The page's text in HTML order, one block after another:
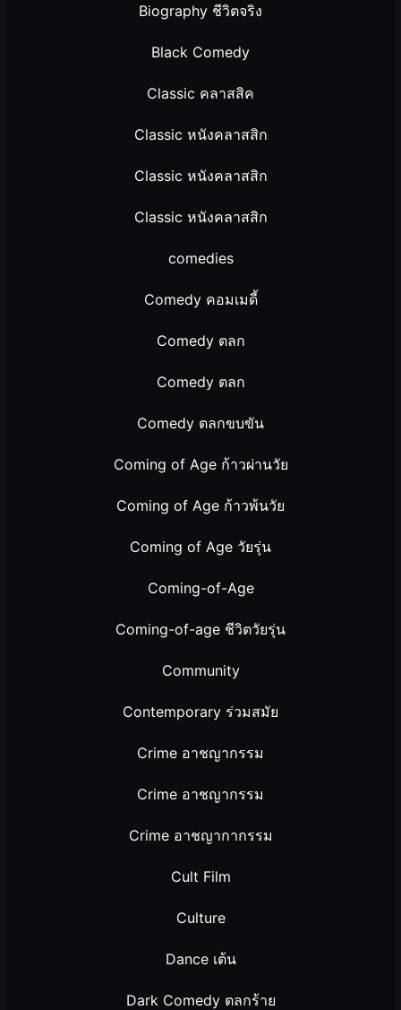
Biography ชีวิตจริง
Black Comedy
Classic คลาสสิค
Classic หนังคลาสสิก
Classic หนังคลาสสิก
Classic หนังคลาสสิก
comedies
Comedy คอมเมดี้
Comedy ตลก
Comedy ตลก
Comedy ตลกขบขัน
Coming of Age ก้าวผ่านวัย
Coming of Age ก้าวพ้นวัย
Coming of Age วัยรุ่น
Coming-of-Age
Coming-of-age ชีวิตวัยรุ่น
Community
Contemporary ร่วมสมัย
Crime อาชญากรรม
Crime อาชญากรรม
Crime อาชญากากรรม
Cult Film
Culture
Dance เต้น
Dark Comedy ตลกร้าย